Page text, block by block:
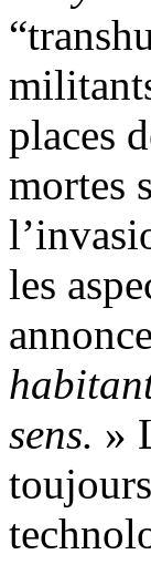
places
mortes
les
sens. »